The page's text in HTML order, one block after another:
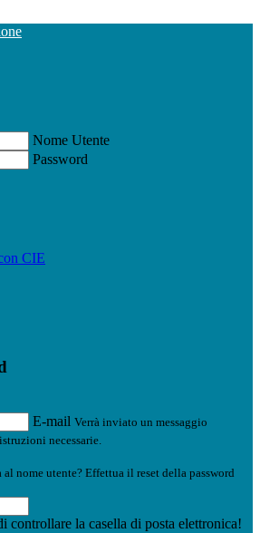
Nome Utente
Password
CIE
E-mail Verrà inviato un messaggio
necessarie.
nome utente? Effettua il reset della password
controllare la casella di posta elettronica!